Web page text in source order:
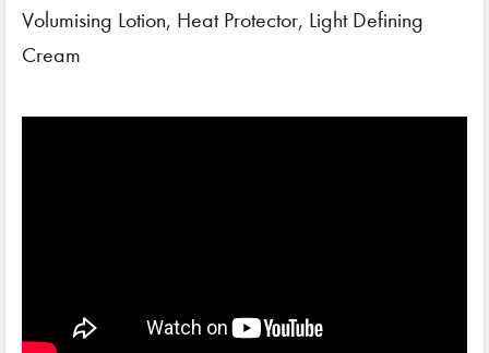
Volumising Lotion, Heat Protector, Light Defining
Cream